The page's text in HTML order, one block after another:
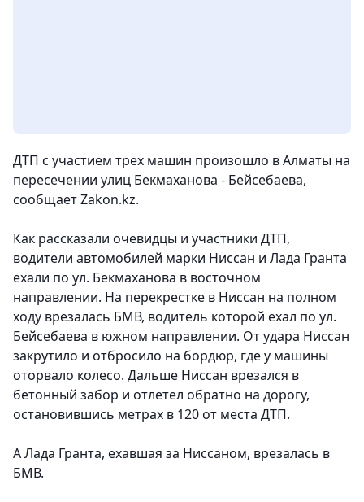
ДТП с участием трех машин произошло в Алматы на
пересечении улиц Бекмаханова - Бейсебаева,
сообщает Zakon.kz.
Как рассказали очевидцы и участники ДТП,
водители автомобилей марки Ниссан и Лада Гранта
ехали по ул. Бекмаханова в восточном
направлении. На перекрестке в Ниссан на полном
ходу врезалась БМВ, водитель которой ехал по ул.
Бейсебаева в южном направлении. От удара Ниссан
закрутило и отбросило на бордюр, где у машины
оторвало колесо. Дальше Ниссан врезался в
бетонный забор и отлетел обратно на дорогу,
остановившись метрах в 120 от места ДТП.
А Лада Гранта, ехавшая за Ниссаном, врезалась в
БМВ.